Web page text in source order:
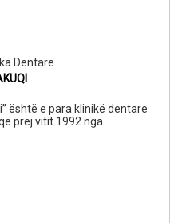
Dentare
është e para klinikë dentare
prej vitit 1992 nga
Vit pas viti klinika u rrit dhe u
e sotme akoma më e
shërbime. Numri i
institucioni shëndetësor
e Shqipërisë. Të kesh një
të shëndetshëm dhe të
tuaj.